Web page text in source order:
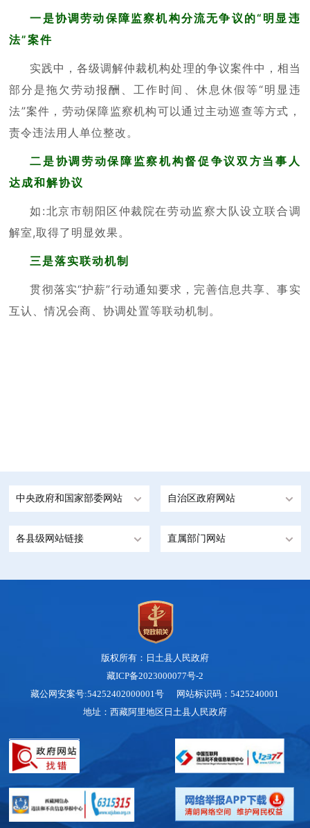
一是协调劳动保障监察机构分流无争议的“明显违
法”案件
实践中，各级调解仲裁机构处理的争议案件中，相当
部分是拖欠劳动报酬、工作时间、休息休假等“明显违
法”案件，劳动保障监察机构可以通过主动巡查等方式，
责令违法用人单位整改。
二是协调劳动保障监察机构督促争议双方当事人
达成和解协议
如:北京市朝阳区仲裁院在劳动监察大队设立联合调
解室,取得了明显效果。
三是落实联动机制
贯彻落实“护薪”行动通知要求，完善信息共享、事实
互认、情况会商、协调处置等联动机制。
中央政府和国家部委网站 自治区政府网站
各县级网站链接 直属部门网站
版权所有：日土县人民政府
藏ICP备2023000077号-2
藏公网安案号:54252402000001号 网站标识码：5425240001
地址：西藏阿里地区日土县人民政府